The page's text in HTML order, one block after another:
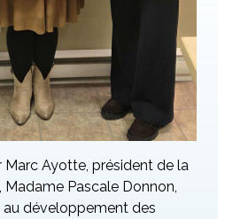
Marc Ayotte, président de la
Madame Pascale Donnon,
développement des